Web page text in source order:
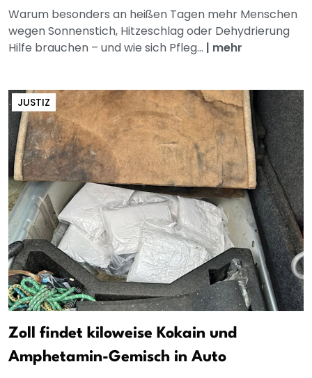
Warum besonders an heißen Tagen mehr Menschen
wegen Sonnenstich, Hitzeschlag oder Dehydrierung
Hilfe brauchen – und wie sich Pfleg... | mehr
JUSTIZ
Zoll findet kiloweise Kokain und
Amphetamin-Gemisch in Auto